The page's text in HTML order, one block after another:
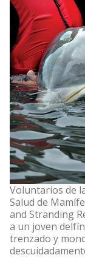
Voluntarios de
Salud de
and Stranding
a un joven
trenzado y